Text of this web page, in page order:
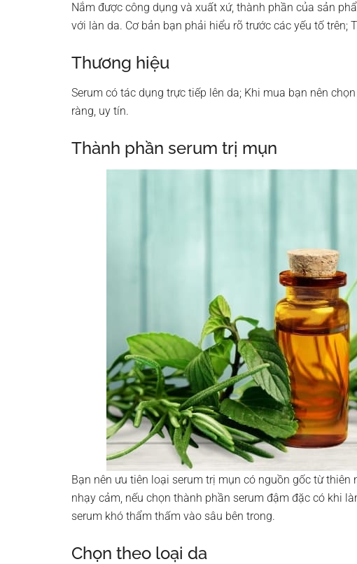
Nắm được công dụng và xuất xứ, thành phần của sản
với làn da. Cơ bản bạn phải hiểu rõ trước các yếu tố trên;
Thương hiệu
Serum có tác dụng trực tiếp lên da; Khi mua bạn nên
ràng, uy tín.
Thành phần serum trị mụn
Bạn nên ưu tiên loại serum trị mụn có nguồn gốc từ
nhạy cảm, nếu chọn thành phần serum đậm đặc có khi
serum khó thẩm thấm vào sâu bên trong.
Chọn theo loại da